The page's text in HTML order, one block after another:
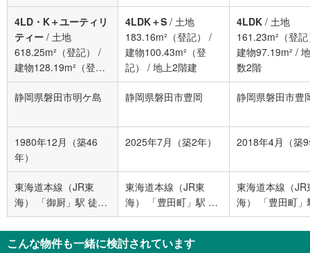
4LD・K＋ユーティリ
ティー / 土地
618.25m²（登記）
/
建物128.19m²（登
記）/地上2階建
4LDK＋S / 土地
183.16m²（登記）
/
建物100.43m²（登
記）
/ 地上2階建
4LDK / 土地
161.23m²（登
建物97.19m² /
数2階
静岡県磐田市明ケ島 静岡県磐田市豊岡 静岡県磐田市豊
1980年12月（築46
年）
2025年7月（築2年） 2018年4月（築
東海道本線（JR東
海） 「御厨」駅 徒歩
20分
東海道本線（JR東
海） 「豊田町」駅 徒
歩44分
東海道本線（JR
海） 「豊田町」
ス8分 竜洋変電
ス停下車 徒歩2
こんな物件も一緒に検討されています